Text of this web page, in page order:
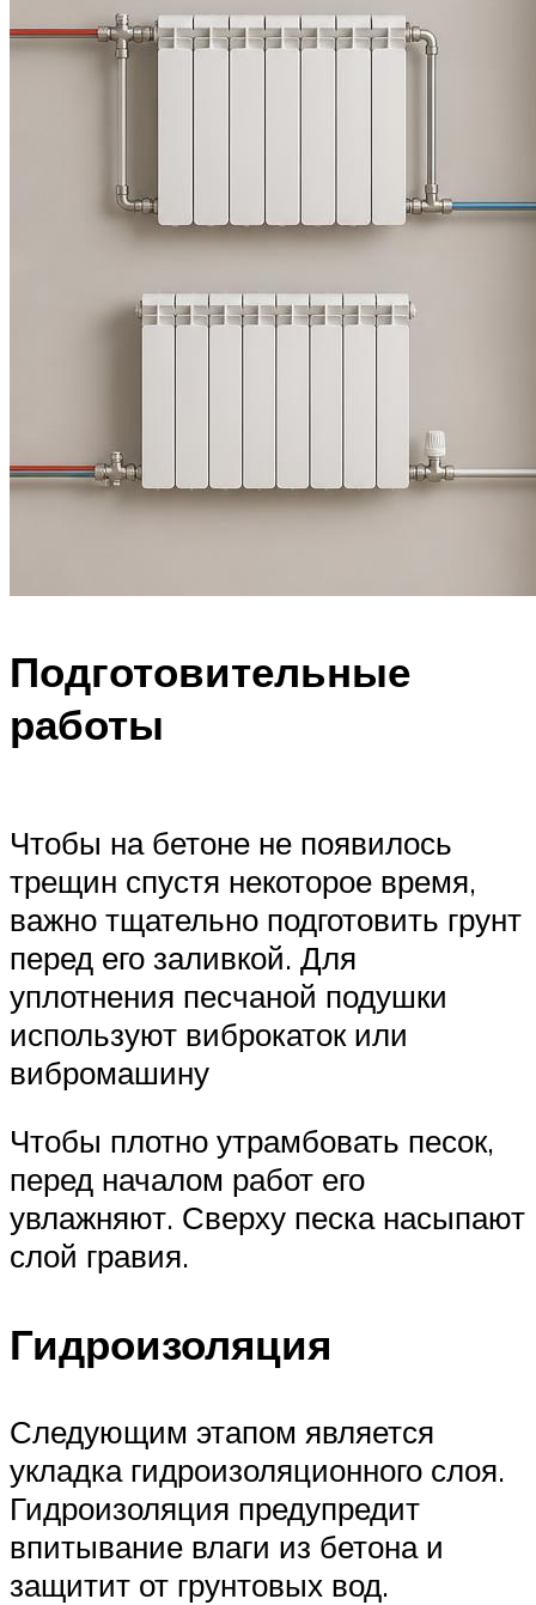
Подготовительные
работы
Чтобы на бетоне не появилось
трещин спустя некоторое время,
важно тщательно подготовить грунт
перед его заливкой. Для
уплотнения песчаной подушки
используют виброкаток или
вибромашину
Чтобы плотно утрамбовать песок,
перед началом работ его
увлажняют. Сверху песка насыпают
слой гравия.
Гидроизоляция
Следующим этапом является
укладка гидроизоляционного слоя.
Гидроизоляция предупредит
впитывание влаги из бетона и
защитит от грунтовых вод.